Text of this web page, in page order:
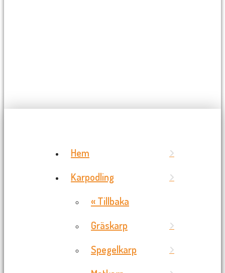
Hem
Karpodling
« Tillbaka
Gräskarp
Spegelkarp